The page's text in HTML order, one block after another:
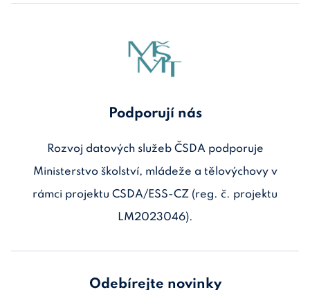
Podporují nás
Rozvoj datových služeb ČSDA podporuje
Ministerstvo školství, mládeže a tělovýchovy v
rámci projektu CSDA/ESS-CZ (reg. č. projektu
LM2023046).
Odebírejte novinky